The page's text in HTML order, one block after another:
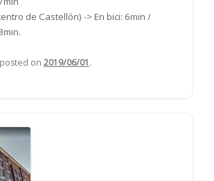
de Castellón) -> En bici: 6min /
on 2019/06/01.